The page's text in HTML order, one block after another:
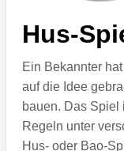
Hus-
Ein Bekannter
auf die Idee
bauen. Das Spiel
Regeln unter
Hus- oder Bao-